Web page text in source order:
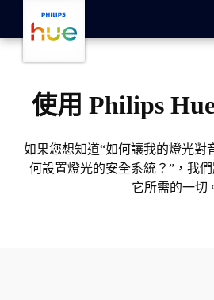
使用 Philips
如果您想知道“如何讓我的燈光對
何設置燈光的安全系統？”，我
它所需的一切